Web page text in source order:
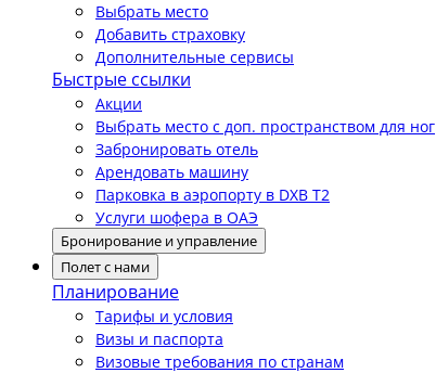
Выбрать место
Добавить страховку
Дополнительные сервисы
Быстрые ссылки
Акции
Выбрать место с доп. пространством для ног
Забронировать отель
Арендовать машину
Парковка в аэропорту в DXB T2
Услуги шофера в ОАЭ
Бронирование и управление
Полет с нами
Планирование
Тарифы и условия
Визы и паспорта
Визовые требования по странам